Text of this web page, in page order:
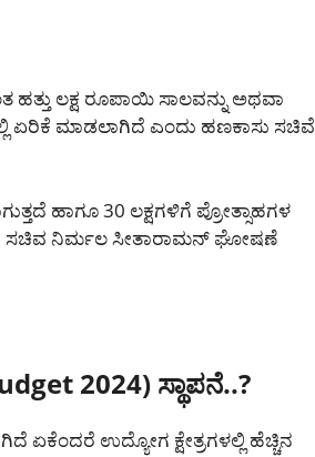
ಲಕ್ಷ ರೂಪಾಯಿ ಸಾಲವನ್ನು ಅಥವಾ
ಏರಿಕೆ ಮಾಡಲಾಗಿದೆ ಎಂದು ಹಣಕಾಸು ಸಚಿವೆ
ಹಾಗೂ 30 ಲಕ್ಷಗಳಿಗೆ ಪ್ರೋತ್ಸಾಹಗಳ
ಸಚಿವ ನಿರ್ಮಲ ಸೀತಾರಾಮನ್ ಘೋಷಣೆ
2024) ಸ್ಥಾಪನೆ..?
ಏಕೆಂದರೆ ಉದ್ಯೋಗ ಕ್ಷೇತ್ರಗಳಲ್ಲಿ ಹೆಚ್ಚಿನ